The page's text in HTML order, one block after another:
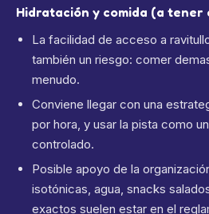
Hidratación y comida (a tener
La facilidad de acceso a
también un riesgo: comer
menudo.
Conviene llegar con una
por hora, y usar la pista como
controlado.
Posible apoyo de la
isotónicas, agua, snacks
exactos suelen estar en el